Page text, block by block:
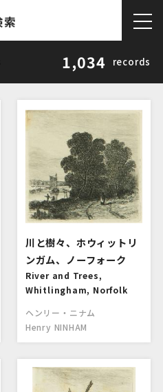
1,034 records
川と樹々、ホウィットリ
ンガム、ノーフォーク
River and Trees,
Whitlingham, Norfolk
ヘンリー・ニナム
Henry NINHAM